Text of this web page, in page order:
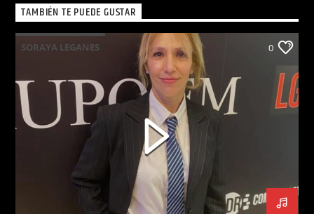
TAMBIÉN TE PUEDE GUSTAR
SORAYA LEGANES 0